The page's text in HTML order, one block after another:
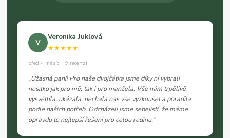
V
Veronika Juklová
★★★★★
před 4 měsíci · 9 recenzí
„Úžasná paní! Pro naše dvojčátka jsme díky ní vybrali
nosítko jak pro mě, tak i pro manžela. Vše nám trpělivě
vysvětlila, ukázala, nechala nás vše vyzkoušet a poradila
podle našich potřeb. Odcházeli jsme sebejistí, že máme
opravdu to nejlepší řešení pro celou rodinu."